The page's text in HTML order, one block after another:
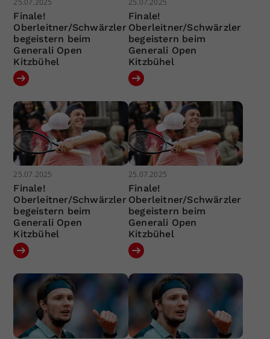
Finale!
Oberleitner/Schwärzler
begeistern beim
Generali Open
Kitzbühel
Finale!
Oberleitner/Schwärzler
begeistern beim
Generali Open
Kitzbühel
25.07.2025
Finale!
Oberleitner/Schwärzler
begeistern beim
Generali Open
Kitzbühel
25.07.2025
Finale!
Oberleitner/Schwärzler
begeistern beim
Generali Open
Kitzbühel